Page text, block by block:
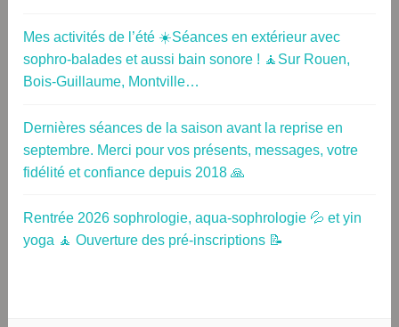
Mes activités de l’été ☀️Séances en extérieur avec
sophro-balades et aussi bain sonore ! 🧘Sur Rouen,
Bois-Guillaume, Montville…
Dernières séances de la saison avant la reprise en
septembre. Merci pour vos présents, messages, votre
fidélité et confiance depuis 2018 🙏
Rentrée 2026 sophrologie, aqua-sophrologie 💦 et yin
yoga 🧘 Ouverture des pré-inscriptions 📝